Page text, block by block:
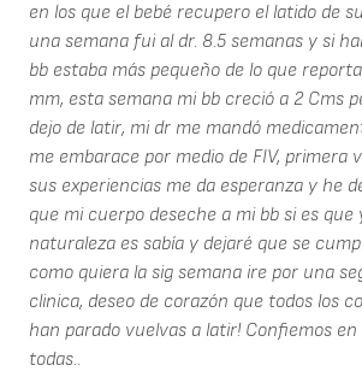
en los que el bebé recupero el latido de
una semana fui al dr. 8.5 semanas y si
bb estaba más pequeño de lo que
mm, esta semana mi bb creció a 2 Cms
dejo de latir, mi dr me mandó
me embarace por medio de FIV, primera
sus experiencias me da esperanza y he
que mi cuerpo deseche a mi bb si es que
naturaleza es sabía y dejaré que se
como quiera la sig semana ire por una
clinica, deseo de corazón que todos los
han parado vuelvas a latir! Confiemos en
todas..